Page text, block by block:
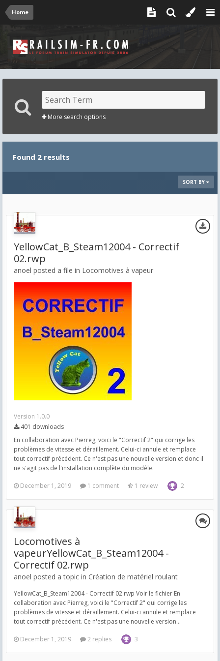
Home
More search options
Found 2 results
SORT BY
YellowCat_B_Steam12004 - Correctif
02.rwp
anoel posted a file in Locomotives à vapeur
Version 1.0.0
401 downloads
En collaboration avec Pierreg, voici le "Correctif 2" qui corrige les
problèmes de vitesse et déraillement. Celui-ci annule et remplace
tout correctif précédent. Ce n'est pas une nouvelle version et donc il
ne s'agit pas de l'installation complète du modèle.
December 1, 2019 1 comment 1 review 2
Locomotives à
vapeurYellowCat_B_Steam12004 -
Correctif 02.rwp
anoel posted a topic in Création de matériel roulant
YellowCat_B_Steam12004 - Correctif 02.rwp Voir le fichier En
collaboration avec Pierreg, voici le "Correctif 2" qui corrige les
problèmes de vitesse et déraillement. Celui-ci annule et remplace
tout correctif précédent. Ce n'est pas une nouvelle version...
December 1, 2019 2 replies 3